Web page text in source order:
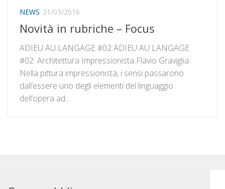
NEWS 21/03/2016
Novità in rubriche – Focus
ADIEU AU LANGAGE #02 ADIEU AU LANGAGE
#02: Architettura Impressionista Flavio Graviglia
Nella pittura impressionista, i sensi passarono
dall’essere uno degli elementi del linguaggio
dell’opera ad...